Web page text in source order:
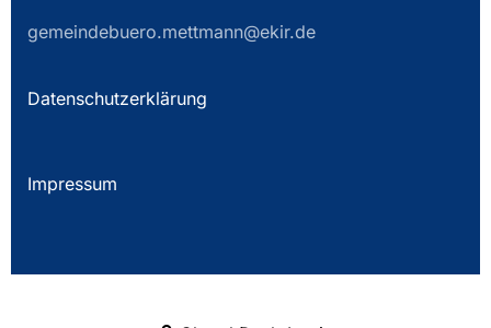
gemeindebuero.mettmann@ekir.de
Datenschutzerklärung
Impressum